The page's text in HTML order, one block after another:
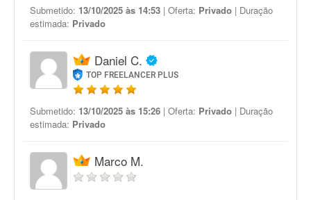
Submetido: 13/10/2025 às 14:53 | Oferta: Privado | Duração
estimada: Privado
Daniel C.
TOP FREELANCER PLUS
Submetido: 13/10/2025 às 15:26 | Oferta: Privado | Duração
estimada: Privado
Marco M.